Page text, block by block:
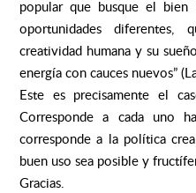
popular que busque el bien
oportunidades
creatividad humana y su
energía con cauces nuevos”
Este es precisamente el
Corresponde a cada uno
corresponde a la política
buen uso sea posible y
Gracias.